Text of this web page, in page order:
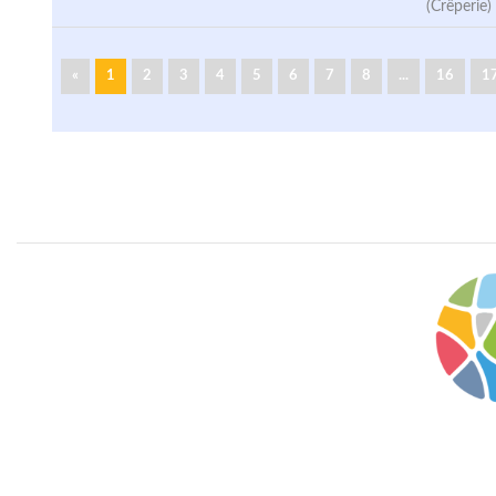
(Crêperie)
« 1 2 3 4 5 6 7 8 ... 16